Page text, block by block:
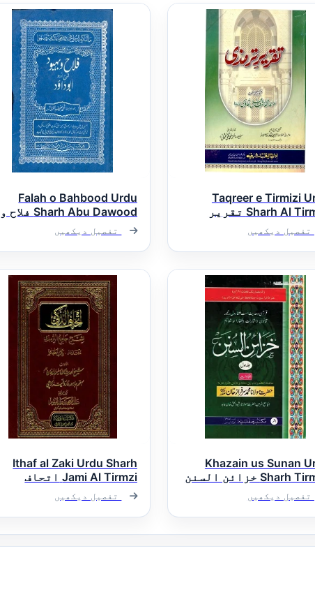
Taqreer e Tirmizi
Sharh Al Tirmizi تقریر
اردو
تفصیل دیکھیں
Falah o Bahbood Urdu
Sharh Abu Dawood فلاح و
بھبود اردو شرح ابو داؤد
تفصیل دیکھیں
Khazain us Sunan
Sharh Tirmizi خزائن السنن
شرح سنن ترمذی
تفصیل دیکھیں
Ithaf al Zaki Urdu Sharh
Jami Al Tirmzi اتحاف
الذکی اردو شرح جامع
الترمذی
تفصیل دیکھیں